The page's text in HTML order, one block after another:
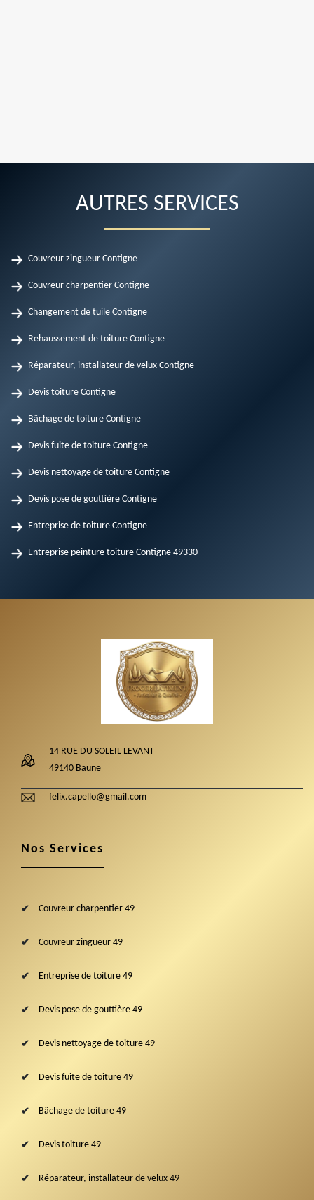
AUTRES SERVICES
Couvreur zingueur Contigne
Couvreur charpentier Contigne
Changement de tuile Contigne
Rehaussement de toiture Contigne
Réparateur, installateur de velux Contigne
Devis toiture Contigne
Bâchage de toiture Contigne
Devis fuite de toiture Contigne
Devis nettoyage de toiture Contigne
Devis pose de gouttière Contigne
Entreprise de toiture Contigne
Entreprise peinture toiture Contigne 49330
14 RUE DU SOLEIL LEVANT
49140 Baune
felix.capello@gmail.com
Nos Services
Couvreur charpentier 49
Couvreur zingueur 49
Entreprise de toiture 49
Devis pose de gouttière 49
Devis nettoyage de toiture 49
Devis fuite de toiture 49
Bâchage de toiture 49
Devis toiture 49
Réparateur, installateur de velux 49